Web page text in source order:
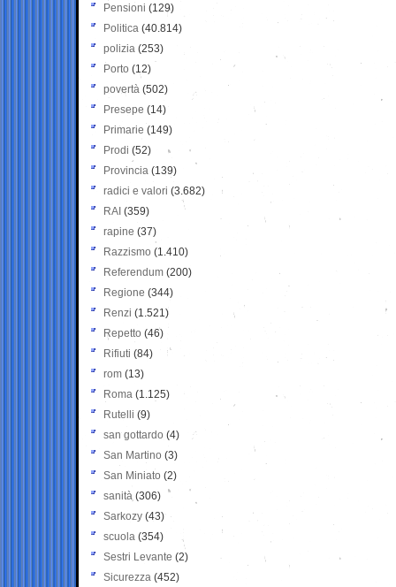
Pensioni (129)
Politica (40.814)
polizia (253)
Porto (12)
povertà (502)
Presepe (14)
Primarie (149)
Prodi (52)
Provincia (139)
radici e valori (3.682)
RAI (359)
rapine (37)
Razzismo (1.410)
Referendum (200)
Regione (344)
Renzi (1.521)
Repetto (46)
Rifiuti (84)
rom (13)
Roma (1.125)
Rutelli (9)
san gottardo (4)
San Martino (3)
San Miniato (2)
sanità (306)
Sarkozy (43)
scuola (354)
Sestri Levante (2)
Sicurezza (452)